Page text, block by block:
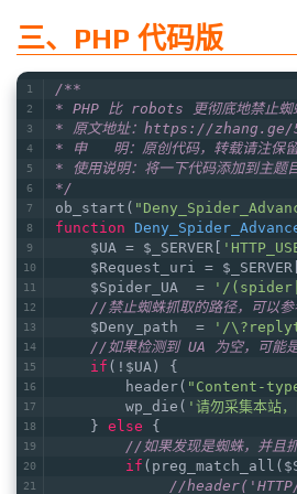
三、PHP 代码版
/**
* PHP 比 robots 更彻底地禁止蜘
* 原文地址：https://zhang.ge/
* 申   明：原创代码，转载请注保留
* 使用说明：将一下代码添加到主
*/
ob_start(
function
    $UA = $_SERVER[
    $Request_uri = $_SERVER[
    $Spider_UA  =
'/
//禁止蜘蛛抓取的路径，可以
    $Deny_path  =
'/
//如果检测到 UA 为空，可能
if (!$UA) {
        header(
"Content-
        wp_die(
'请勿采集本站
    }
else {
//如果发现是蜘蛛，并且
if
//